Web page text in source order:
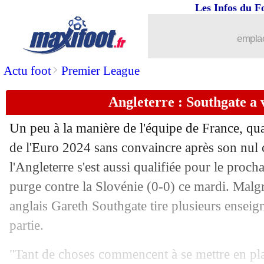
Actu foot> Premier League
Les Infos du
Angleterre : Southgate a
Un peu à la manière de l'équipe de France,
de l'Euro 2024 sans convaincre après son
l'Angleterre s'est aussi qualifiée pour le
purge contre la Slovénie (0-0) ce mardi.
anglais Gareth Southgate tire plusieurs
partie.
"Tant de choses commencent à se mettre en
: inquiétude pour Messi ?
26/06 Leverkusen: un jeune du Barça a
26/06 Angleterre: Southgate protège ses
: l'attaque, Riolo en veut à
26/06 VIDEO : De Zerbi est arrivé à
26/06 EdF: Rudi Garcia inquiet pour
26/06 EdF: les Bleus pas épargnés par la